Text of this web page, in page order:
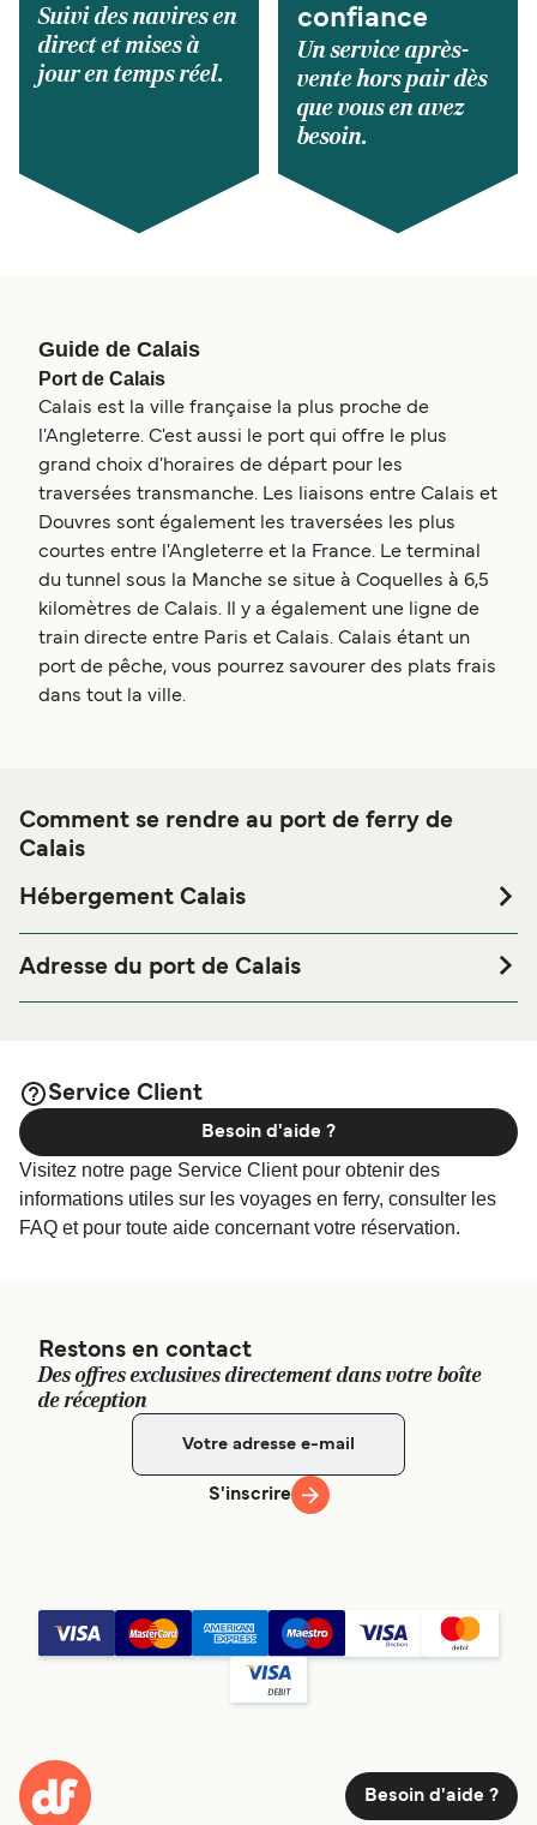
Suivi des navires en
direct et mises à
jour en temps réel.
confiance
Un service après-
vente hors pair dès
que vous en avez
besoin.
Guide de Calais
Port de Calais
Calais est la ville française la plus proche de
l'Angleterre. C'est aussi le port qui offre le plus
grand choix d'horaires de départ pour les
traversées transmanche. Les liaisons entre Calais et
Douvres sont également les traversées les plus
courtes entre l'Angleterre et la France. Le terminal
du tunnel sous la Manche se situe à Coquelles à 6,5
kilomètres de Calais. Il y a également une ligne de
train directe entre Paris et Calais. Calais étant un
port de pêche, vous pourrez savourer des plats frais
dans tout la ville.
Comment se rendre au port de ferry de
Calais
Hébergement Calais
ou à proximité, avant ou après votre voyage ou si vous
êtes à la recherche de logements pour votre séjour, merci
Adresse du port de Calais
Car Ferry Terminal - Port of Calais, Car Ferry Terminal, 285
Avenue du Mérité maritime, 62100 Calais, France
Service Client
Visitez notre page Service Client pour obtenir des
informations utiles sur les voyages en ferry, consulter les
FAQ et pour toute aide concernant votre réservation.
Besoin d'aide ?
Restons en contact
Des offres exclusives directement dans votre boîte
de réception
S'inscrire
Besoin d'aide ?